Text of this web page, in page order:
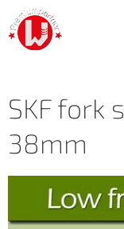
SKF fork
38mm